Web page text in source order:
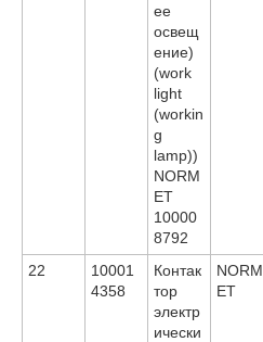
ее
освещ
ение)
(work
light
(workin
g
lamp))
NORM
ET
10000
8792
22
10001
4358
Контак
тор
электр
ически
NORM
ET